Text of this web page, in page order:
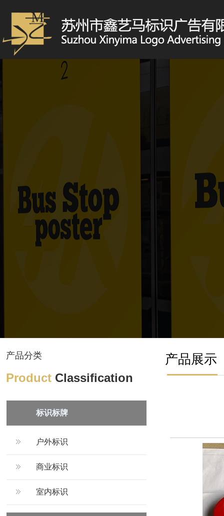
产品分类
Product Classification
标识标牌
户外标识
商业标识
室内标识
产品展示